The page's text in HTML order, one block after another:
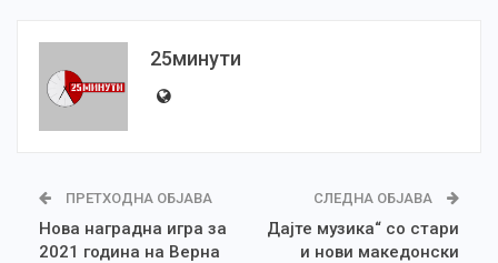
25минути
ПРЕТХОДНА ОБЈАВА
Нова наградна игра за
2021 година на Верна
СЛЕДНА ОБЈАВА
Дајте музика“ со стари
и нови македонски